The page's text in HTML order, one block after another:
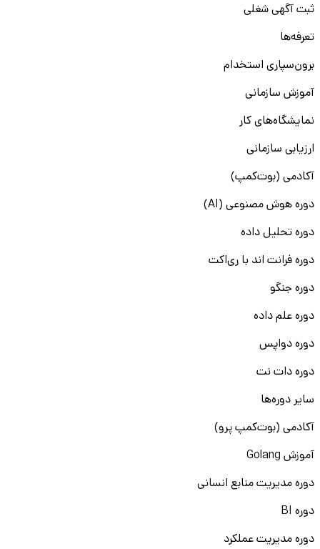
ثبت آگهی شغلی
تعرفه‌ها
برون‌سپاری استخدام
آموزش سازمانی
نمایشگاه‌های کار
ارزیابی سازمانی
آکادمی (بوت‌کمپ)
دوره هوش مصنوعی (AI)
دوره تحلیل داده
دوره فرانت اند با ری‌اکت
دوره جنگو
دوره علم داده
دوره دواپس
دوره دات نت
سایر دوره‌ها
آکادمی (بوت‌کمپ پرو)
آموزش Golang
دوره مدیریت منابع انسانی
دوره BI
دوره مدیریت عملکرد